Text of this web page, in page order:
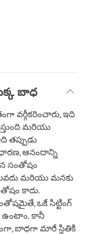
బాధ
వర్గీకరించారు, ఇది
మరియు
తప్పుడు
ఆనందాన్ని
సంతోషం
మరియు మనకు
కాదు.
ఒకే సిట్టింగ్
ఉంటాం. కానీ
బాధగా మారే స్థితికి